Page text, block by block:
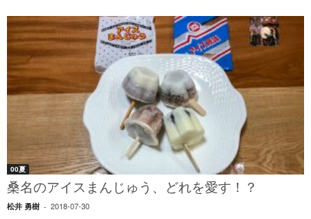
00夏
桑名のアイスまんじゅう、どれを愛す！？
松井 勇樹 - 2018-07-30